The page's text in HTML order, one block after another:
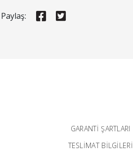
Paylaş:
GARANTI ŞARTLARI
TESLİMAT BİLGİLERİ